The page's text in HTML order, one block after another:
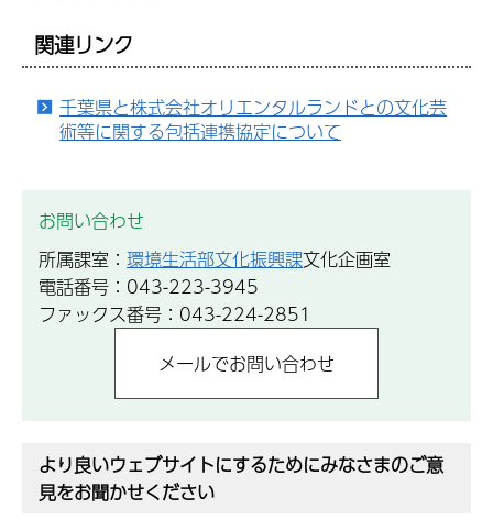
関連リンク
千葉県と株式会社オリエンタルランドとの文化芸
術等に関する包括連携協定について
お問い合わせ
所属課室： 環境生活部文化振興課文化企画室
電話番号：043-223-3945
ファックス番号：043-224-2851
より良いウェブサイトにするためにみなさまのご意
見をお聞かせください